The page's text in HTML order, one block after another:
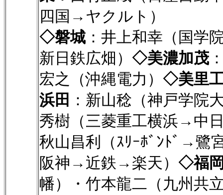
四国→ヤクルト）
◇磐城 ：井上和幸（国学
新日鉄広畑） ◇美濃加茂
宏之（沖縄電力） ◇美里
浜田 ：新山稔（神戸学院
秀樹（三菱重工横浜→中
秋山昌利（ｽﾘｰﾎﾞﾝﾄﾞ→鷺
阪神→近鉄→楽天） ◇福
幡）・竹本龍二（九州共